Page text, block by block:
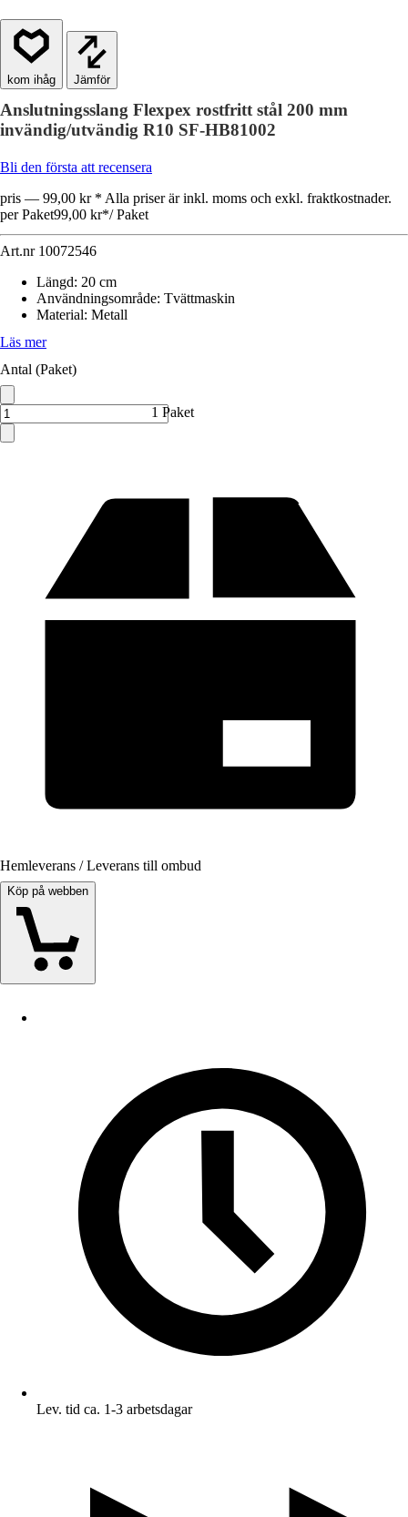
Jämför
Anslutningsslang Flexpex rostfritt stål 200 mm
invändig/utvändig R10 SF-HB81002
Bli den första att recensera
pris — 99,00 kr * Alla priser är inkl. moms och exkl. fraktkostnader.
per Paket99,00 kr*/ Paket
Art.nr 10072546
Längd: 20 cm
Användningsområde: Tvättmaskin
Material: Metall
Läs mer
Antal (Paket)
1 Paket
Hemleverans / Leverans till ombud
Köp på webben
Lev. tid ca. 1-3 arbetsdagar